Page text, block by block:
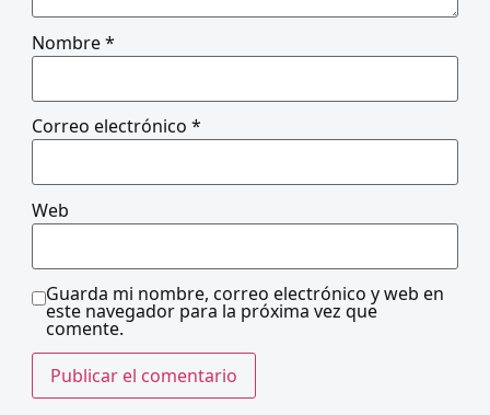
Nombre*
Correo electrónico *
Web
Guarda mi nombre, correo electrónico y web en
este navegador para la próxima vez que
comente.